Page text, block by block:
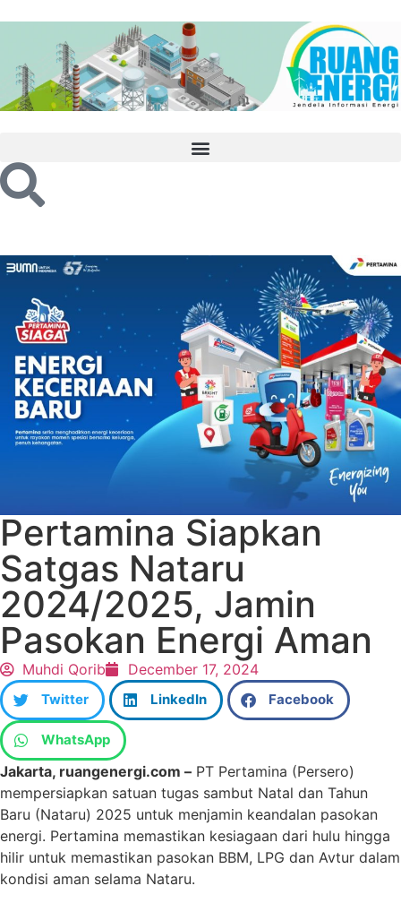
Pertamina Siapkan
Satgas Nataru
2024/2025, Jamin
Pasokan Energi Aman
Muhdi Qorib December 17, 2024
Twitter LinkedIn Facebook
WhatsApp
Jakarta, ruangenergi.com – PT Pertamina (Persero)
mempersiapkan satuan tugas sambut Natal dan Tahun
Baru (Nataru) 2025 untuk menjamin keandalan pasokan
energi. Pertamina memastikan kesiagaan dari hulu hingga
hilir untuk memastikan pasokan BBM, LPG dan Avtur dalam
kondisi aman selama Nataru.